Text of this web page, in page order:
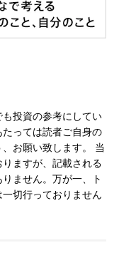
投資の参考にしてい
っては読者ご自身の
お願い致します。 当
ますが、記載される
ません。万が一、ト
切行っておりません